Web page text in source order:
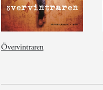
Övervintraren